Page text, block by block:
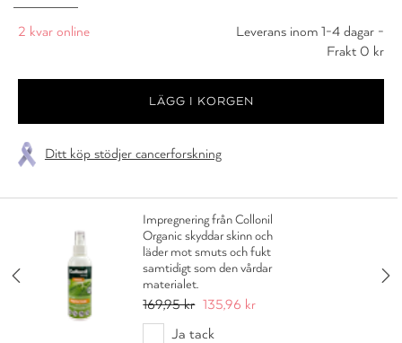
2 kvar online
Leverans inom 1-4 dagar -
Frakt 0 kr
Ditt köp stödjer cancerforskning
Impregnering från Collonil
Organic skyddar skinn och
läder mot smuts och fukt
samtidigt som den vårdar
materialet.
169,95 kr 135,96 kr
Ja tack